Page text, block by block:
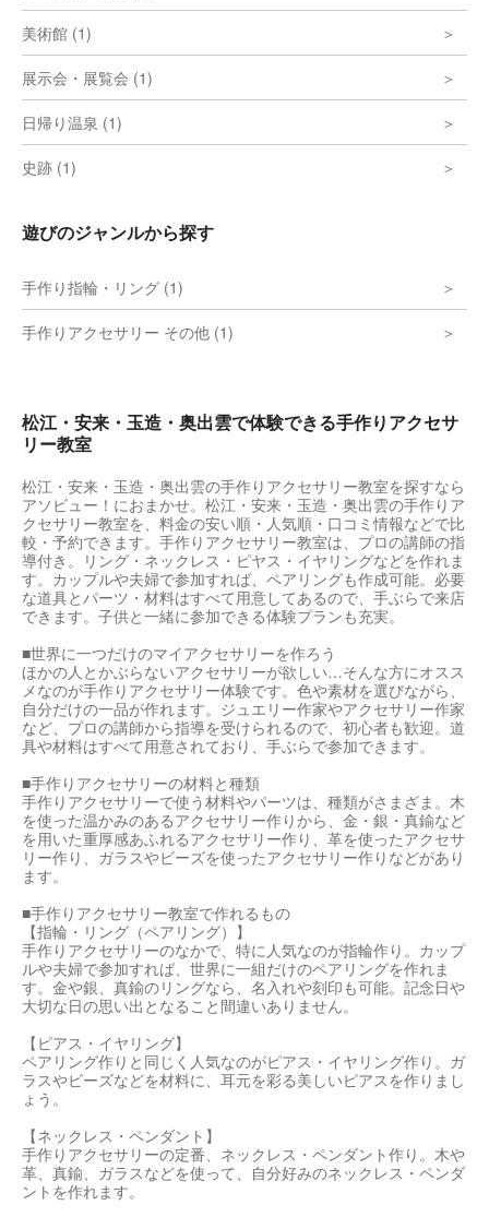
美術館 (1)
展示会・展覧会 (1)
日帰り温泉 (1)
史跡 (1)
遊びのジャンルから探す
手作り指輪・リング (1)
手作りアクセサリー その他 (1)
松江・安来・玉造・奥出雲で体験できる手作りアクセサ
リー教室
松江・安来・玉造・奥出雲の手作りアクセサリー教室を探すなら
アソビュー！におまかせ。松江・安来・玉造・奥出雲の手作りア
クセサリー教室を、料金の安い順・人気順・口コミ情報などで比
較・予約できます。手作りアクセサリー教室は、プロの講師の指
導付き。リング・ネックレス・ピヤス・イヤリングなどを作れま
す。カップルや夫婦で参加すれば、ペアリングも作成可能。必要
な道具とパーツ・材料はすべて用意してあるので、手ぶらで来店
できます。子供と一緒に参加できる体験プランも充実。
■世界に一つだけのマイアクセサリーを作ろう
ほかの人とかぶらないアクセサリーが欲しい…そんな方にオスス
メなのが手作りアクセサリー体験です。色や素材を選びながら、
自分だけの一品が作れます。ジュエリー作家やアクセサリー作家
など、プロの講師から指導を受けられるので、初心者も歓迎。道
具や材料はすべて用意されており、手ぶらで参加できます。
■手作りアクセサリーの材料と種類
手作りアクセサリーで使う材料やパーツは、種類がさまざま。木
を使った温かみのあるアクセサリー作りから、金・銀・真鍮など
を用いた重厚感あふれるアクセサリー作り、革を使ったアクセサ
リー作り、ガラスやビーズを使ったアクセサリー作りなどがあり
ます。
■手作りアクセサリー教室で作れるもの
【指輪・リング（ペアリング）】
手作りアクセサリーのなかで、特に人気なのが指輪作り。カップ
ルや夫婦で参加すれば、世界に一組だけのペアリングを作れま
す。金や銀、真鍮のリングなら、名入れや刻印も可能。記念日や
大切な日の思い出となること間違いありません。
【ピアス・イヤリング】
ペアリング作りと同じく人気なのがピアス・イヤリング作り。ガ
ラスやビーズなどを材料に、耳元を彩る美しいピアスを作りまし
ょう。
【ネックレス・ペンダント】
手作りアクセサリーの定番、ネックレス・ペンダント作り。木や
革、真鍮、ガラスなどを使って、自分好みのネックレス・ペンダ
ントを作れます。